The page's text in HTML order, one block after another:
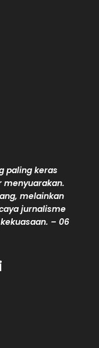
paling keras
menyuarakan.
melainkan
jurnalisme
– 06